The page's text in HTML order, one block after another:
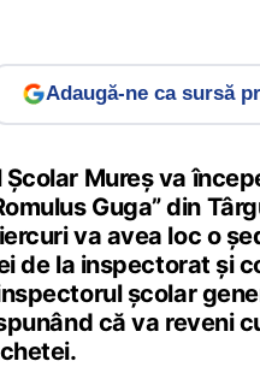
Adaugă-ne ca sursă
Mureș va
Guga” din
va avea loc o
de la inspectorat și
școlar
că va reveni